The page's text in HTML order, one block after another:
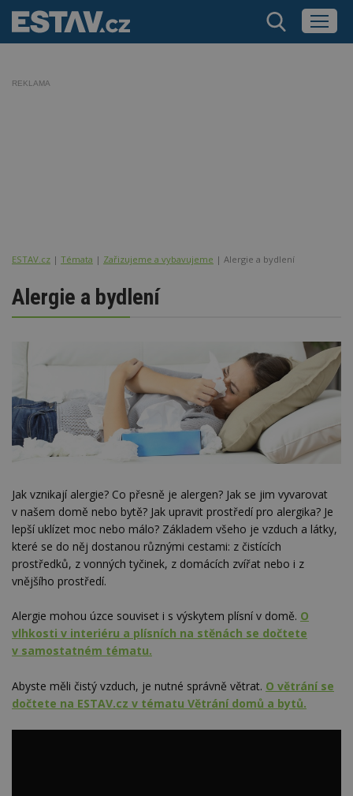
REKLAMA
ESTAV.cz Témata Zařizujeme a vybavujeme Alergie a bydlení
Alergie a bydlení
Jak vznikají alergie? Co přesně je alergen? Jak se jim vyvarovat
v našem domě nebo bytě? Jak upravit prostředí pro alergika? Je
lepší uklízet moc nebo málo? Základem všeho je vzduch a látky,
které se do něj dostanou různými cestami: z čistících
prostředků, z vonných tyčinek, z domácích zvířat nebo i z
vnějšího prostředí.
Alergie mohou úzce souviset i s výskytem plísní v domě. O
vlhkosti v interiéru a plísních na stěnách se dočtete
v samostatném tématu.
Abyste měli čistý vzduch, je nutné správně větrat. O větrání se
dočtete na ESTAV.cz v tématu Větrání domů a bytů.